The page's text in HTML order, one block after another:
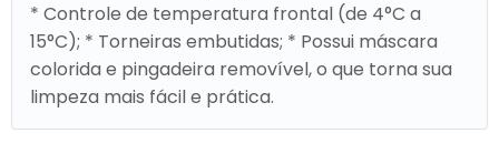
* Controle de temperatura frontal (de 4°C a
15°C); * Torneiras embutidas; * Possui máscara
colorida e pingadeira removível, o que torna sua
limpeza mais fácil e prática.